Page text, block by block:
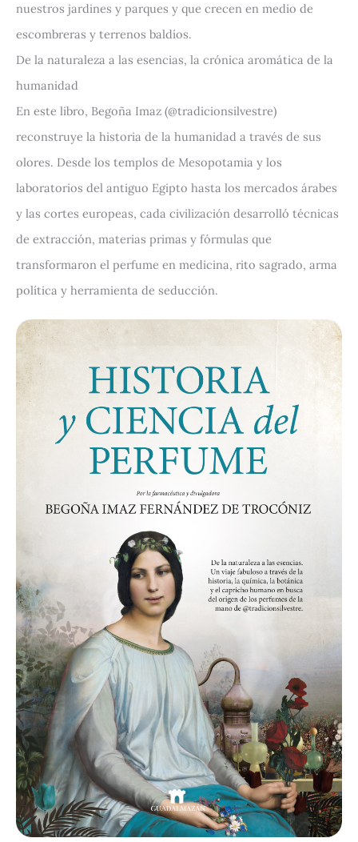
nuestros jardines y parques y que crecen en medio de
escombreras y terrenos baldíos.
De la naturaleza a las esencias, la crónica aromática de la
humanidad
En este libro, Begoña Imaz (@tradicionsilvestre)
reconstruye la historia de la humanidad a través de sus
olores. Desde los templos de Mesopotamia y los
laboratorios del antiguo Egipto hasta los mercados árabes
y las cortes europeas, cada civilización desarrolló técnicas
de extracción, materias primas y fórmulas que
transformaron el perfume en medicina, rito sagrado, arma
política y herramienta de seducción.